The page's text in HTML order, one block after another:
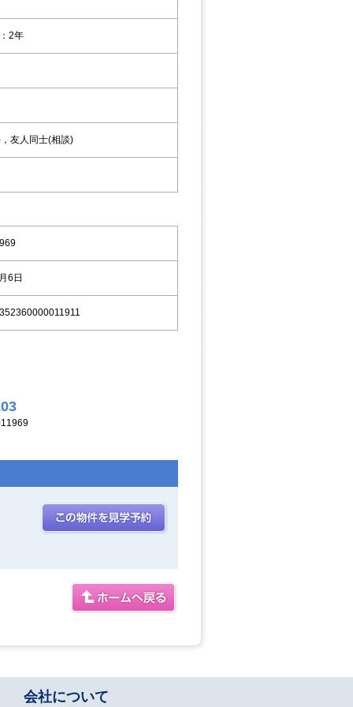
2年
友人同士(相談)
6日
会社について